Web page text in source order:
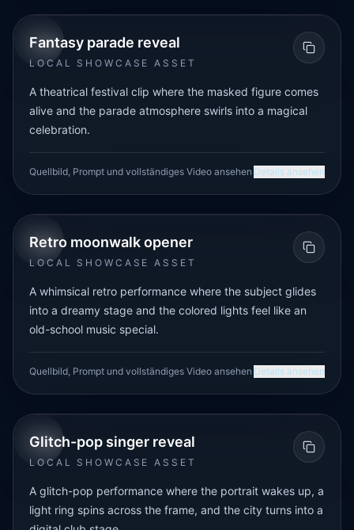
FESTIVAL IMAGE-TO-VIDEO
Fantasy parade reveal
LOCAL SHOWCASE ASSET
A theatrical festival clip where the masked figure comes
alive and the parade atmosphere swirls into a magical
celebration.
Quellbild, Prompt und vollständiges Video ansehen Details ansehen
FANTASY IMAGE-TO-VIDEO
Retro moonwalk opener
LOCAL SHOWCASE ASSET
A whimsical retro performance where the subject glides
into a dreamy stage and the colored lights feel like an
old-school music special.
Quellbild, Prompt und vollständiges Video ansehen Details ansehen
MUSIC IMAGE-TO-VIDEO
Glitch-pop singer reveal
LOCAL SHOWCASE ASSET
A glitch-pop performance where the portrait wakes up, a
light ring spins across the frame, and the city turns into a